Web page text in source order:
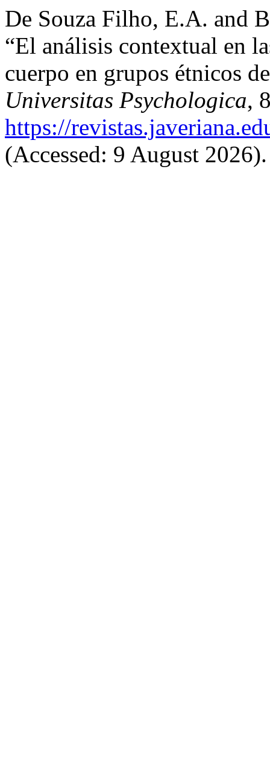
De Souza Filho, E.A. and
“El análisis contextual en
cuerpo en grupos étnicos
Universitas Psychologica,
https://
(Accessed: 9 August 2026).